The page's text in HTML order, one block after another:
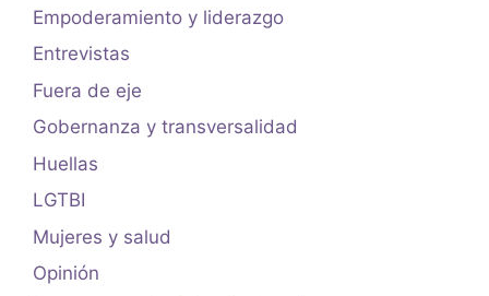
Empoderamiento y liderazgo
Entrevistas
Fuera de eje
Gobernanza y transversalidad
Huellas
LGTBI
Mujeres y salud
Opinión